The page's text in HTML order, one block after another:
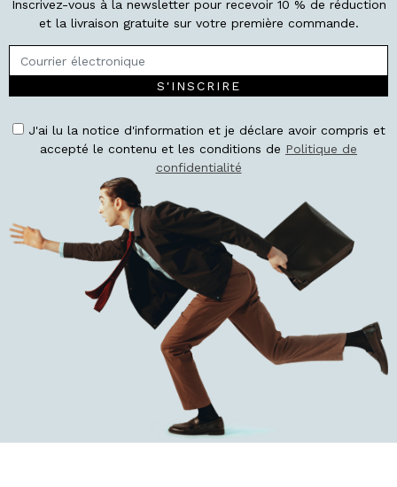
Inscrivez-vous à la newsletter pour recevoir 10 % de réduction
et la livraison gratuite sur votre première commande.
S'INSCRIRE
J'ai lu la notice d'information et je déclare avoir compris et
accepté le contenu et les conditions de Politique de
confidentialité